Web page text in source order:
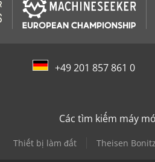
+49 201 857 861 0
Các tìm kiếm máy
Thiết bị làm đất Theisen